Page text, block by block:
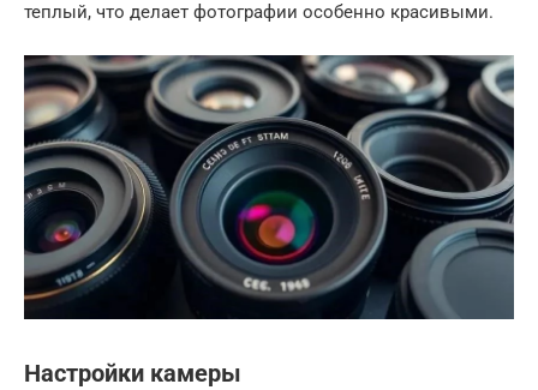
теплый, что делает фотографии особенно красивыми.
Настройки камеры